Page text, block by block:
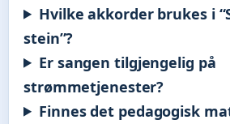
Hvilke akkorder brukes i
stein”?
Er sangen tilgjengelig på
strømmetjenester?
Finnes det pedagogisk